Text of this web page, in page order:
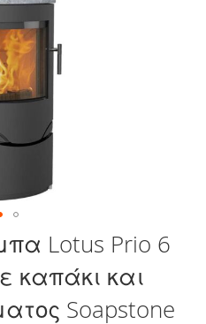
Lotus Prio 6
καπάκι και
Soapstone